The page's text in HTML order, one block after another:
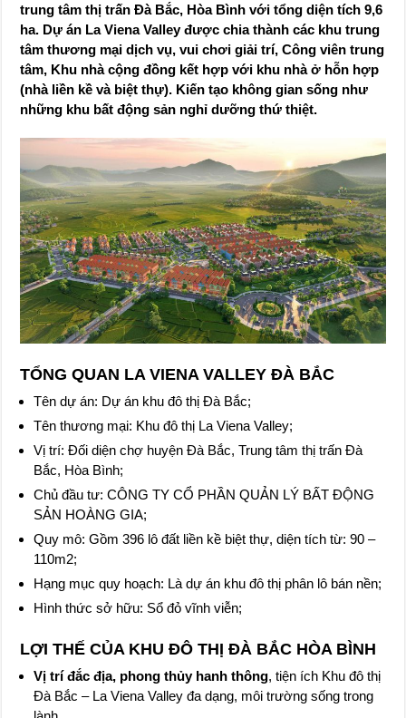
trung tâm thị trấn Đà Bắc, Hòa Bình với tổng diện tích 9,6
ha. Dự án La Viena Valley được chia thành các khu trung
tâm thương mại dịch vụ, vui chơi giải trí, Công viên trung
tâm, Khu nhà cộng đồng kết hợp với khu nhà ở hỗn hợp
(nhà liền kề và biệt thự). Kiến tạo không gian sống như
những khu bất động sản nghỉ dưỡng thứ thiệt.
TỔNG QUAN LA VIENA VALLEY ĐÀ BẮC
Tên dự án: Dự án khu đô thị Đà Bắc;
Tên thương mại: Khu đô thị La Viena Valley;
Vị trí: Đối diện chợ huyện Đà Bắc, Trung tâm thị trấn Đà
Bắc, Hòa Bình;
Chủ đầu tư: CÔNG TY CỔ PHẦN QUẢN LÝ BẤT ĐỘNG
SẢN HOÀNG GIA;
Quy mô: Gồm 396 lô đất liền kề biệt thự, diện tích từ: 90 –
110m2;
Hạng mục quy hoạch: Là dự án khu đô thị phân lô bán nền;
Hình thức sở hữu: Sổ đỏ vĩnh viễn;
LỢI THẾ CỦA KHU ĐÔ THỊ ĐÀ BẮC HÒA BÌNH
Vị trí đắc địa, phong thủy hanh thông, tiện ích Khu đô thị
Đà Bắc – La Viena Valley đa dạng, môi trường sống trong